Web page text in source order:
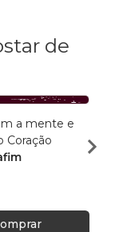
de
a mente e
Coração
habita